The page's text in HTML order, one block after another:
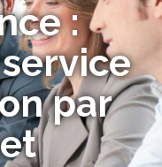
:
par